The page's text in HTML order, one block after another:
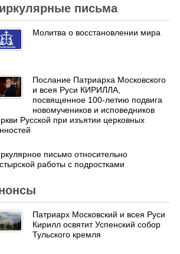
письма
Молитва о восстановлении мира
Послание Патриарха Московского
и всея Руси КИРИЛЛА,
посвященное 100-летию подвига
новомучеников и исповедников
Русской при изъятии церковных
письмо относительно
работы с подростками
Патриарх Московский и всея Руси
Кирилл освятит Успенский собор
Тульского кремля